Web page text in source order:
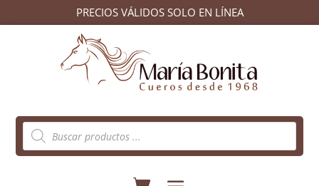
PRECIOS VÁLIDOS SOLO EN LÍNEA
Búsqueda
de
productos